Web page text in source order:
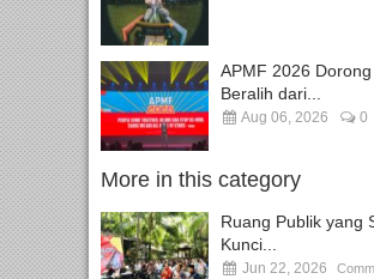
APMF 2026
Beralih dari...
Aug 06, 2026 0
More in this category
Ruang Publik yang
Kunci...
Jun 22, 2026